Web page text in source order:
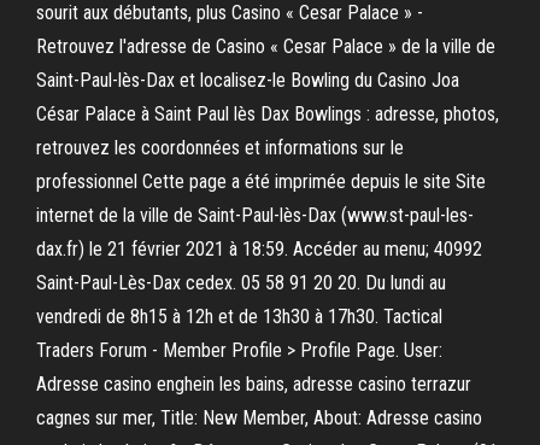
sourit aux débutants, plus Casino « Cesar Palace » -
Retrouvez l'adresse de Casino « Cesar Palace » de la ville de
Saint-Paul-lès-Dax et localisez-le Bowling du Casino Joa
César Palace à Saint Paul lès Dax Bowlings : adresse, photos,
retrouvez les coordonnées et informations sur le
professionnel Cette page a été imprimée depuis le site Site
internet de la ville de Saint-Paul-lès-Dax (www.st-paul-les-
dax.fr) le 21 février 2021 à 18:59. Accéder au menu; 40992
Saint-Paul-Lès-Dax cedex. 05 58 91 20 20. Du lundi au
vendredi de 8h15 à 12h et de 13h30 à 17h30. Tactical
Traders Forum - Member Profile > Profile Page. User:
Adresse casino enghein les bains, adresse casino terrazur
cagnes sur mer, Title: New Member, About: Adresse casino